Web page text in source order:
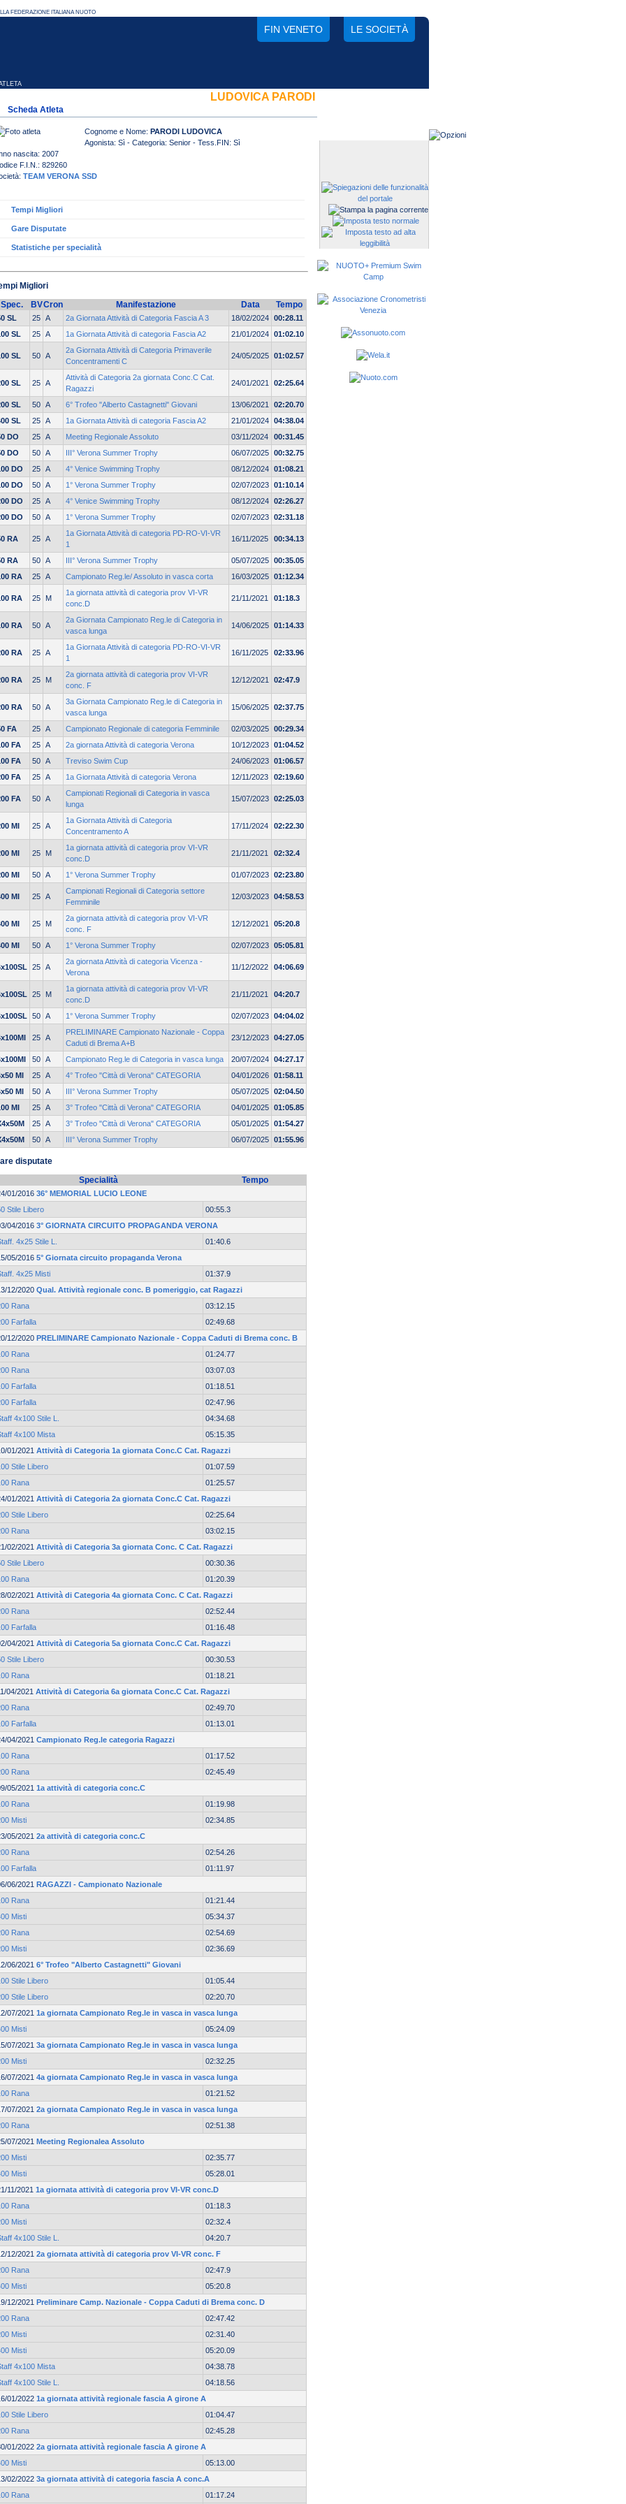
FIN VENETO LE SOCIETÀ
LUDOVICA PARODI
Scheda Atleta
Cognome e Nome: PARODI LUDOVICA
Agonista: Sì - Categoria: Senior - Tess.FIN: Sì
nascita: 2007
F.I.N.: 829260
TEAM VERONA SSD
Tempi Migliori
Gare Disputate
Statistiche per specialità
Migliori
Spec.
BVCron Manifestazione Data Tempo
SL 25 A 2a Giornata Attività di Categoria Fascia A 3 18/02/2024 00:28.11
SL
25 A 1a Giornata Attività di categoria Fascia A2 21/01/2024 01:02.10
SL 50 A
2a Giornata Attività di Categoria Primaverile
Concentramenti C
24/05/2025 01:02.57
SL 25 A
Attività di Categoria 2a giornata Conc.C Cat.
Ragazzi
24/01/2021 02:25.64
SL 50 A 6° Trofeo "Alberto Castagnetti" Giovani 13/06/2021
02:20.70
SL
25 A 1a Giornata Attività di categoria Fascia A2 21/01/2024 04:38.04
DO
25 A Meeting Regionale Assoluto 03/11/2024
00:31.45
DO
50 A III° Verona Summer Trophy 06/07/2025 00:32.75
DO
25 A 4° Venice Swimming Trophy 08/12/2024 01:08.21
DO
50 A 1° Verona Summer Trophy 02/07/2023 01:10.14
DO
25 A 4° Venice Swimming Trophy 08/12/2024 02:26.27
DO
50 A 1° Verona Summer Trophy 02/07/2023 02:31.18
RA 25 A
1a Giornata Attività di categoria PD-RO-VI-VR
1
16/11/2025 00:34.13
RA 50 A III° Verona Summer Trophy 05/07/2025 00:35.05
RA
25 A Campionato Reg.le/ Assoluto in vasca corta 16/03/2025 01:12.34
RA 25 M
1a giornata attività di categoria prov VI-VR
conc.D
21/11/2021 01:18.3
RA 50 A
2a Giornata Campionato Reg.le di Categoria in
vasca lunga
14/06/2025 01:14.33
RA 25 A
1a Giornata Attività di categoria PD-RO-VI-VR
1
16/11/2025 02:33.96
RA 25 M
2a giornata attività di categoria prov VI-VR
conc. F
12/12/2021 02:47.9
RA 50 A
3a Giornata Campionato Reg.le di Categoria in
vasca lunga
15/06/2025 02:37.75
FA 25 A Campionato Regionale di categoria Femminile 02/03/2025 00:29.34
FA
25 A 2a giornata Attività di categoria Verona 10/12/2023 01:04.52
FA
50 A Treviso Swim Cup 24/06/2023 01:06.57
FA
25 A 1a Giornata Attività di categoria Verona 12/11/2023 02:19.60
FA 50 A
Campionati Regionali di Categoria in vasca
lunga
15/07/2023 02:25.03
MI 25 A
1a Giornata Attività di Categoria
Concentramento A
17/11/2024 02:22.30
MI 25 M
1a giornata attività di categoria prov VI-VR
conc.D
21/11/2021 02:32.4
MI 50 A 1° Verona Summer Trophy 01/07/2023 02:23.80
MI 25 A
Campionati Regionali di Categoria settore
Femminile
12/03/2023 04:58.53
MI 25 M
2a giornata attività di categoria prov VI-VR
conc. F
12/12/2021 05:20.8
MI 50 A 1° Verona Summer Trophy 02/07/2023 05:05.81
25 A
2a giornata Attività di categoria Vicenza -
Verona
11/12/2022 04:06.69
25 M
1a giornata attività di categoria prov VI-VR
conc.D
21/11/2021 04:20.7
50 A 1° Verona Summer Trophy 02/07/2023 04:04.02
25 A
PRELIMINARE Campionato Nazionale - Coppa
Caduti di Brema A+B
23/12/2023 04:27.05
50 A Campionato Reg.le di Categoria in vasca lunga 20/07/2024 04:27.17
MI
25 A 4° Trofeo "Città di Verona" CATEGORIA 04/01/2026 01:58.11
MI
50 A III° Verona Summer Trophy 05/07/2025 02:04.50
MI
25 A 3° Trofeo "Città di Verona" CATEGORIA 04/01/2025 01:05.85
25 A 3° Trofeo "Città di Verona" CATEGORIA 05/01/2025 01:54.27
50 A III° Verona Summer Trophy 06/07/2025 01:55.96
disputate
Specialità
Tempo
01/2016 36° MEMORIAL LUCIO LEONE
Stile Libero
00:55.3
04/2016 3° GIORNATA CIRCUITO PROPAGANDA VERONA
4x25 Stile L.
01:40.6
05/2016 5° Giornata circuito propaganda Verona
4x25 Misti
01:37.9
12/2020 Qual. Attività regionale conc. B pomeriggio, cat Ragazzi
Rana
03:12.15
Farfalla
02:49.68
12/2020 PRELIMINARE Campionato Nazionale - Coppa Caduti di Brema conc. B
Rana
01:24.77
Rana
03:07.03
Farfalla
01:18.51
Farfalla
02:47.96
4x100 Stile L.
04:34.68
4x100 Mista
05:15.35
01/2021 Attività di Categoria 1a giornata Conc.C Cat. Ragazzi
Stile Libero
01:07.59
Rana
01:25.57
01/2021 Attività di Categoria 2a giornata Conc.C Cat. Ragazzi
Stile Libero
02:25.64
Rana
03:02.15
02/2021 Attività di Categoria 3a giornata Conc. C Cat. Ragazzi
Stile Libero
00:30.36
Rana
01:20.39
02/2021 Attività di Categoria 4a giornata Conc. C Cat. Ragazzi
Rana
02:52.44
Farfalla
01:16.48
04/2021 Attività di Categoria 5a giornata Conc.C Cat. Ragazzi
Stile Libero
00:30.53
Rana
01:18.21
04/2021 Attività di Categoria 6a giornata Conc.C Cat. Ragazzi
Rana
02:49.70
Farfalla
01:13.01
04/2021 Campionato Reg.le categoria Ragazzi
Rana
01:17.52
Rana
02:45.49
05/2021 1a attività di categoria conc.C
Rana
01:19.98
Misti
02:34.85
05/2021 2a attività di categoria conc.C
Rana
02:54.26
Farfalla
01:11.97
06/2021 RAGAZZI - Campionato Nazionale
Rana
01:21.44
Misti
05:34.37
Rana
02:54.69
Misti
02:36.69
06/2021 6° Trofeo "Alberto Castagnetti" Giovani
Stile Libero
01:05.44
Stile Libero
02:20.70
07/2021 1a giornata Campionato Reg.le in vasca in vasca lunga
Misti
05:24.09
07/2021 3a giornata Campionato Reg.le in vasca in vasca lunga
Misti
02:32.25
07/2021 4a giornata Campionato Reg.le in vasca in vasca lunga
Rana
01:21.52
07/2021 2a giornata Campionato Reg.le in vasca in vasca lunga
Rana
02:51.38
07/2021 Meeting Regionalea Assoluto
Misti
02:35.77
Misti
05:28.01
11/2021 1a giornata attività di categoria prov VI-VR conc.D
Rana
01:18.3
Misti
02:32.4
4x100 Stile L.
04:20.7
12/2021 2a giornata attività di categoria prov VI-VR conc. F
Rana
02:47.9
Misti
05:20.8
12/2021 Preliminare Camp. Nazionale - Coppa Caduti di Brema conc. D
Rana
02:47.42
Misti
02:31.40
Misti
05:20.09
4x100 Mista
04:38.78
4x100 Stile L.
04:18.56
01/2022 1a giornata attività regionale fascia A girone A
Stile Libero
01:04.47
Rana
02:45.28
01/2022 2a giornata attività regionale fascia A girone A
Misti
05:13.00
02/2022 3a giornata attività di categoria fascia A conc.A
Rana
01:17.24